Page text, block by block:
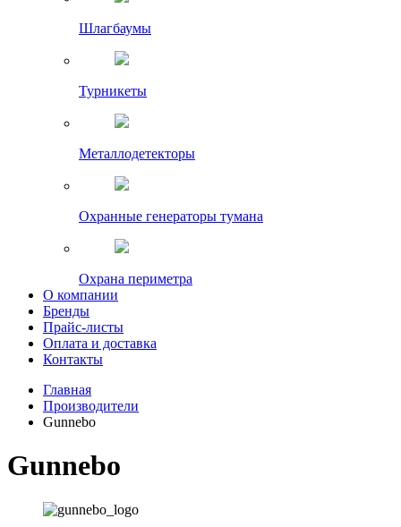
Шлагбаумы
Турникеты
Металлодетекторы
Охранные генераторы тумана
Охрана периметра
О компании
Бренды
Прайс-листы
Оплата и доставка
Контакты
Главная
Производители
Gunnebo
Gunnebo